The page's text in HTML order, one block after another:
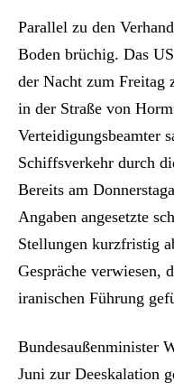
Parallel zu den
Boden brüchig. Das
der Nacht zum Freitag
in der Straße von
Verteidigungsbeamter
Schiffsverkehr durch
Bereits am
Angaben angesetzte
Stellungen kurzfristig
Gespräche verwiesen,
iranischen Führung
Bundesaußenminister
Juni zur Deeskalation